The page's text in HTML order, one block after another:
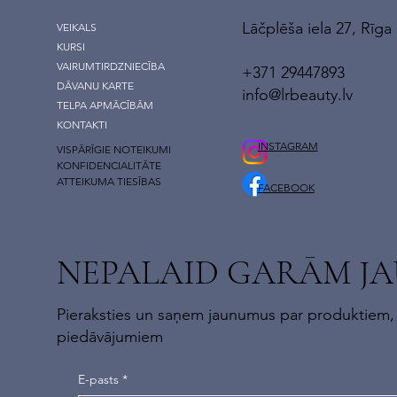
VEIKALS
KURSI
VAIRUMTIRDZNIECĪBA
DĀVANU KARTE
TELPA APMĀCĪBĀM
KONTAKTI
VISPĀRĪGIE NOTEIKUMI
KONFIDENCIALITĀTE
ATTEIKUMA TIESĪBAS
Lāčplēša iela 27, Rīga
+371 29447893
info@lrbeauty.lv
INSTAGRAM
FACEBOOK
NEPALAID GARĀM
Pieraksties un saņem jaunumus par
piedāvājumiem
E-pasts *